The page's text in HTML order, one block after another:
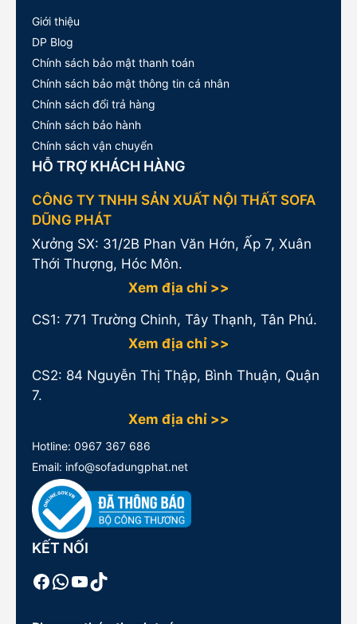
Giới thiệu
DP Blog
Chính sách bảo mật thanh toán
Chính sách bảo mật thông tin cá nhân
Chính sách đổi trả hàng
Chính sách bảo hành
Chính sách vận chuyển
HỖ TRỢ KHÁCH HÀNG
CÔNG TY TNHH SẢN XUẤT NỘI THẤT SOFA
DŨNG PHÁT
Xưởng SX: 31/2B Phan Văn Hớn, Ấp 7, Xuân
Thới Thượng, Hóc Môn.
Xem địa chỉ >>
CS1: 771 Trường Chinh, Tây Thạnh, Tân Phú.
Xem địa chỉ >>
CS2: 84 Nguyễn Thị Thập, Bình Thuận, Quận
7.
Xem địa chỉ >>
Hotline: 0967 367 686
Email: info@sofadungphat.net
KẾT NỐI
Facebook
WhatsApp
Youtube
TikTok